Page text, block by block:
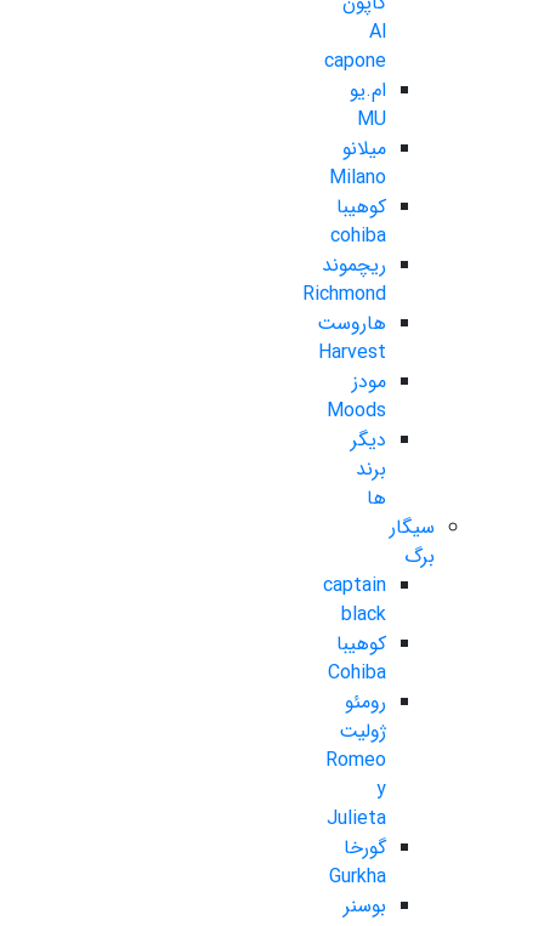
Al
capone
ام.یو
MU
میلانو
Milano
کوهیبا
cohiba
ریچموند
Richmond
هاروست
Harvest
مودز
Moods
دیگر
برند
ها
سیگار
برگ
captain
black
کوهیبا
Cohiba
رومئو
ژولیت
Romeo
y
Julieta
گورخا
Gurkha
بوسنر